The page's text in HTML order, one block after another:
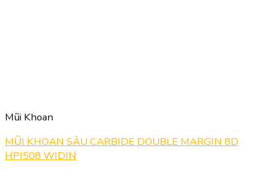
Mũi Khoan
MŨI KHOAN SÂU CARBIDE DOUBLE MARGIN 8D
HPI508 WIDIN